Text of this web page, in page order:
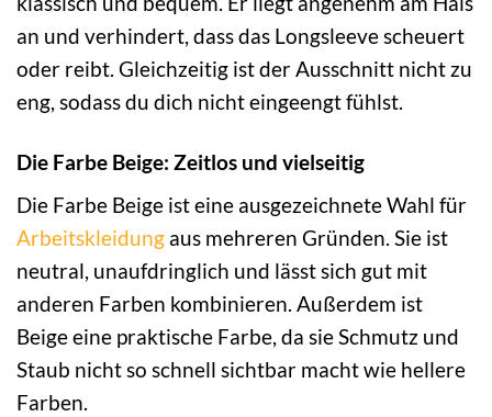
an und verhindert, dass das Longsleeve scheuert
oder reibt. Gleichzeitig ist der Ausschnitt nicht zu
eng, sodass du dich nicht eingeengt fühlst.
Die Farbe Beige: Zeitlos und vielseitig
Die Farbe Beige ist eine ausgezeichnete Wahl für
Arbeitskleidung aus mehreren Gründen. Sie ist
neutral, unaufdringlich und lässt sich gut mit
anderen Farben kombinieren. Außerdem ist
Beige eine praktische Farbe, da sie Schmutz und
Staub nicht so schnell sichtbar macht wie hellere
Farben.